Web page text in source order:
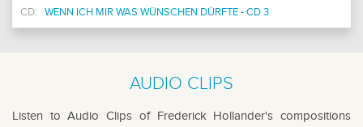
CD:
WENN ICH MIR WAS WÜNSCHEN DÜRFTE - CD 3
AUDIO CLIPS
Listen to Audio Clips of Frederick Hollander's compositions